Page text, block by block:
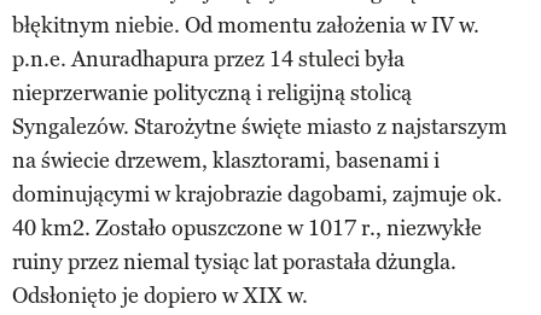
błękitnym niebie. Od momentu założenia w IV w.
p.n.e. Anuradhapura przez 14 stuleci była
nieprzerwanie polityczną i religijną stolicą
Syngalezów. Starożytne święte miasto z najstarszym
na świecie drzewem, klasztorami, basenami i
dominującymi w krajobrazie dagobami, zajmuje ok.
40 km2. Zostało opuszczone w 1017 r., niezwykłe
ruiny przez niemal tysiąc lat porastała dżungla.
Odsłonięto je dopiero w XIX w.